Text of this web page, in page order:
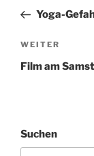
Beitrag
Yoga-
Nächster
Beitrag
WEITER
Film am
Suchen